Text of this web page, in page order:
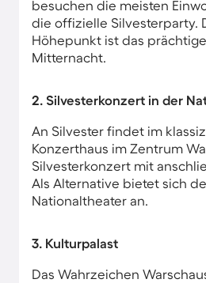
besuchen die meisten
die offizielle Silvesterparty.
Höhepunkt ist das
Mitternacht.
2. Silvesterkonzert in der
An Silvester findet im
Konzerthaus im Zentrum
Silvesterkonzert mit
Als Alternative bietet sich
Nationaltheater an.
3. Kulturpalast
Das Wahrzeichen